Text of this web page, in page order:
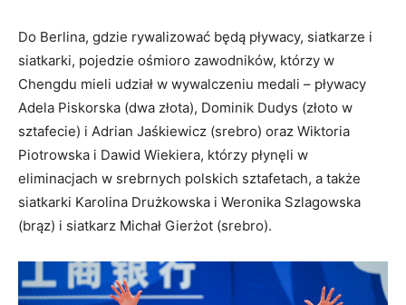
Do Berlina, gdzie rywalizować będą pływacy, siatkarze i
siatkarki, pojedzie ośmioro zawodników, którzy w
Chengdu mieli udział w wywalczeniu medali – pływacy
Adela Piskorska (dwa złota), Dominik Dudys (złoto w
sztafecie) i Adrian Jaśkiewicz (srebro) oraz Wiktoria
Piotrowska i Dawid Wiekiera, którzy płynęli w
eliminacjach w srebrnych polskich sztafetach, a także
siatkarki Karolina Drużkowska i Weronika Szlagowska
(brąz) i siatkarz Michał Gierżot (srebro).